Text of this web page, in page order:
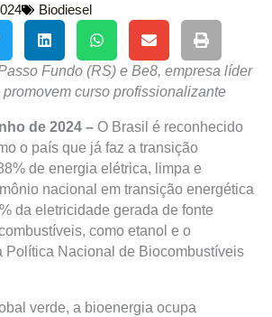
Biodiesel
Fundo (RS) e Be8, empresa líder
curso profissionalizante
de 2024 – O Brasil é reconhecido
o país que já faz a transição
de energia elétrica, limpa e
nacional em transição energética
da eletricidade gerada de fonte
como etanol e o
Política Nacional de Biocombustíveis
verde, a bioenergia ocupa